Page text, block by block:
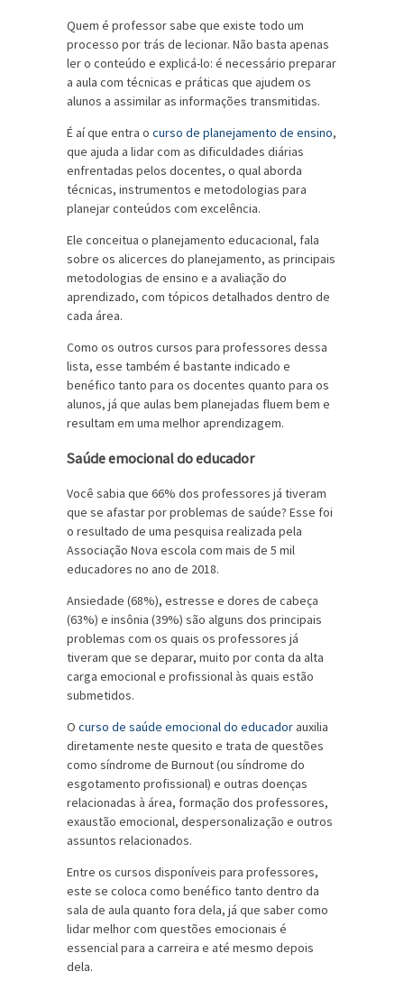
Quem é professor sabe que existe todo um
processo por trás de lecionar. Não basta apenas
ler o conteúdo e explicá-lo: é necessário preparar
a aula com técnicas e práticas que ajudem os
alunos a assimilar as informações transmitidas.
É aí que entra o curso de planejamento de ensino,
que ajuda a lidar com as dificuldades diárias
enfrentadas pelos docentes, o qual aborda
técnicas, instrumentos e metodologias para
planejar conteúdos com excelência.
Ele conceitua o planejamento educacional, fala
sobre os alicerces do planejamento, as principais
metodologias de ensino e a avaliação do
aprendizado, com tópicos detalhados dentro de
cada área.
Como os outros cursos para professores dessa
lista, esse também é bastante indicado e
benéfico tanto para os docentes quanto para os
alunos, já que aulas bem planejadas fluem bem e
resultam em uma melhor aprendizagem.
Saúde emocional do educador
Você sabia que 66% dos professores já tiveram
que se afastar por problemas de saúde? Esse foi
o resultado de uma pesquisa realizada pela
Associação Nova escola com mais de 5 mil
educadores no ano de 2018.
Ansiedade (68%), estresse e dores de cabeça
(63%) e insônia (39%) são alguns dos principais
problemas com os quais os professores já
tiveram que se deparar, muito por conta da alta
carga emocional e profissional às quais estão
submetidos.
O curso de saúde emocional do educador auxilia
diretamente neste quesito e trata de questões
como síndrome de Burnout (ou síndrome do
esgotamento profissional) e outras doenças
relacionadas à área, formação dos professores,
exaustão emocional, despersonalização e outros
assuntos relacionados.
Entre os cursos disponíveis para professores,
este se coloca como benéfico tanto dentro da
sala de aula quanto fora dela, já que saber como
lidar melhor com questões emocionais é
essencial para a carreira e até mesmo depois
dela.